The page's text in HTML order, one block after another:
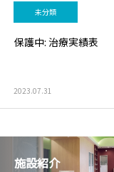
未分類
保護中: 治療実績表
2023.07.31
施設紹介